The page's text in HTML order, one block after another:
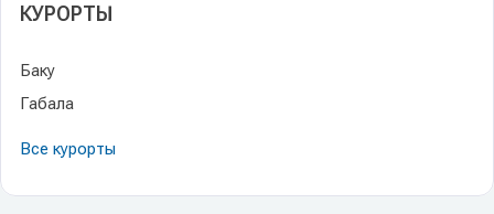
КУРОРТЫ
Баку
Габала
Все курорты